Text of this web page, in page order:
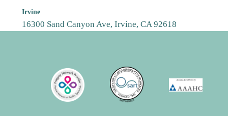
Irvine
16300 Sand Canyon Ave, Irvine, CA 92618